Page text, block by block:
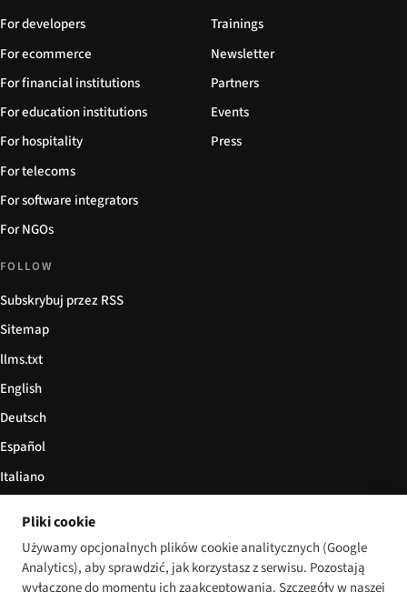
For developers
For ecommerce
For financial institutions
For education institutions
For hospitality
For telecoms
For software integrators
For NGOs
Trainings
Newsletter
Partners
Events
Press
FOLLOW
Subskrybuj przez RSS
Sitemap
llms.txt
English
Deutsch
Español
Italiano
Pliki cookie
Używamy opcjonalnych plików cookie analitycznych (Google
Analytics), aby sprawdzić, jak korzystasz z serwisu. Pozostają
wyłączone do momentu ich zaakceptowania. Szczegóły w naszej